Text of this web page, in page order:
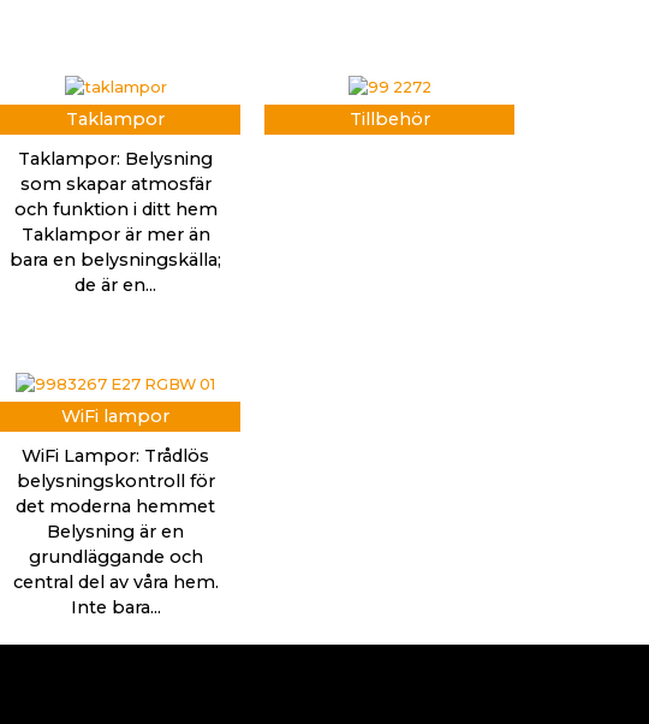
Taklampor
Taklampor: Belysning
som skapar atmosfär
och funktion i ditt hem
Taklampor är mer än
bara en belysningskälla;
de är en...
Tillbehör
WiFi lampor
WiFi Lampor: Trådlös
belysningskontroll för
det moderna hemmet
Belysning är en
grundläggande och
central del av våra hem.
Inte bara...